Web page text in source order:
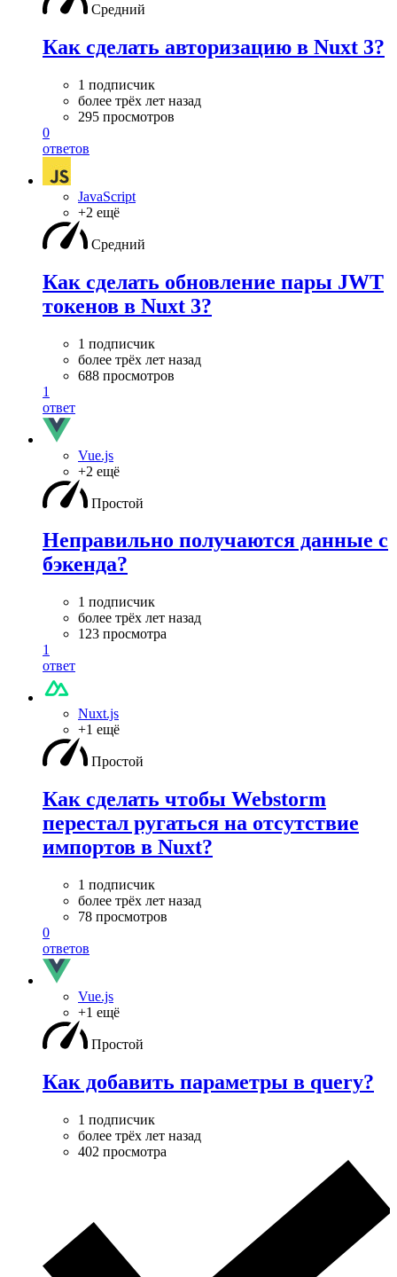
Средний
Как сделать авторизацию в Nuxt 3?
1 подписчик
более трёх лет назад
295 просмотров
0
ответов
JavaScript
+2 ещё
Средний
Как сделать обновление пары JWT
токенов в Nuxt 3?
1 подписчик
более трёх лет назад
688 просмотров
1
ответ
Vue.js
+2 ещё
Простой
Неправильно получаются данные с
бэкенда?
1 подписчик
более трёх лет назад
123 просмотра
1
ответ
Nuxt.js
+1 ещё
Простой
Как сделать чтобы Webstorm
перестал ругаться на отсутствие
импортов в Nuxt?
1 подписчик
более трёх лет назад
78 просмотров
0
ответов
Vue.js
+1 ещё
Простой
Как добавить параметры в query?
1 подписчик
более трёх лет назад
402 просмотра